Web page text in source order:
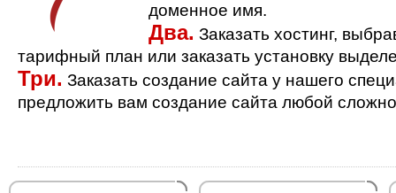
доменное имя.
Два. Заказать хостинг,
тарифный план или заказать установку
Три. Заказать создание сайта у нашего
предложить вам создание сайта любой